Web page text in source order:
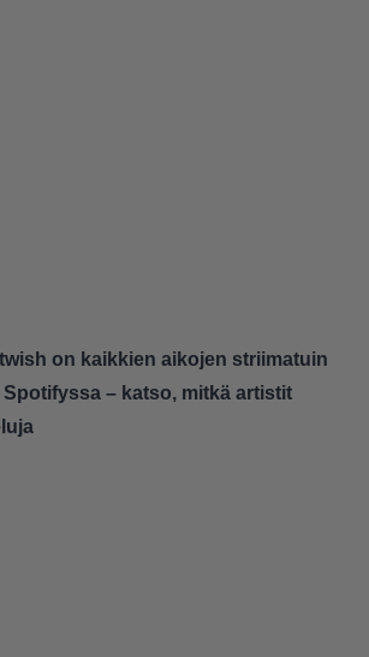
on kaikkien aikojen striimatuin
– katso, mitkä artistit